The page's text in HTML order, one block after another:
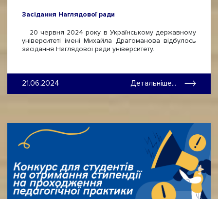
Засідання Наглядової ради
20 червня 2024 року в Українському державному
університеті імені Михайла Драгоманова відбулось
засідання Наглядової ради університету.
21.06.2024 Детальніше...